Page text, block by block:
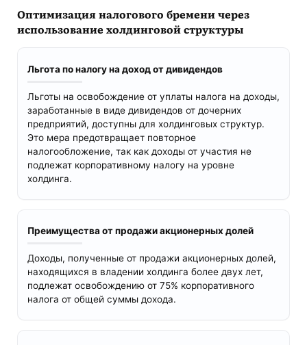
Оптимизация налогового бремени через
использование холдинговой структуры
Льгота по налогу на доход от дивидендов
Льготы на освобождение от уплаты налога на доходы,
заработанные в виде дивидендов от дочерних
предприятий, доступны для холдинговых структур.
Это мера предотвращает повторное
налогообложение, так как доходы от участия не
подлежат корпоративному налогу на уровне
холдинга.
Преимущества от продажи акционерных долей
Доходы, полученные от продажи акционерных долей,
находящихся в владении холдинга более двух лет,
подлежат освобождению от 75% корпоративного
налога от общей суммы дохода.